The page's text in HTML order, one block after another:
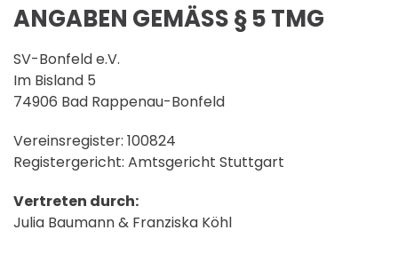
ANGABEN GEMÄSS § 5 TMG
SV-Bonfeld e.V.
Im Bisland 5
74906 Bad Rappenau-Bonfeld
Vereinsregister: 100824
Registergericht: Amtsgericht Stuttgart
Vertreten durch:
Julia Baumann & Franziska Köhl